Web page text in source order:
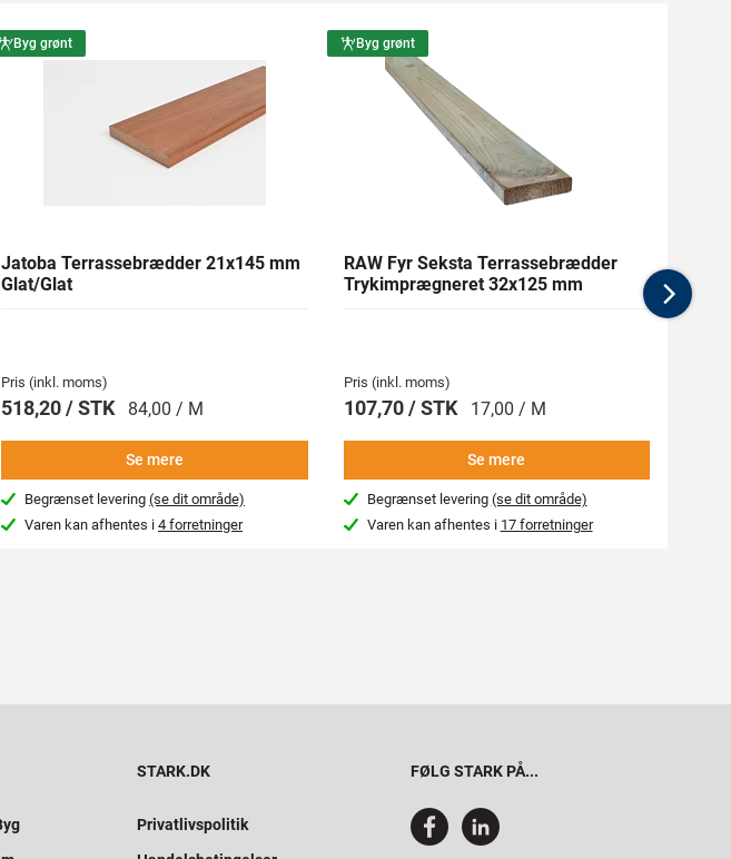
Byg grønt
Jatoba Terrassebrædder 21x145 mm
Glat/Glat
Pris (inkl. moms)
518,20 / STK 84,00 / M
Se mere
Begrænset levering(se dit område)
Varen kan afhentes i4 forretninger
Byg grønt
RAW Fyr Seksta Terrassebrædder
Trykimprægneret 32x125 mm
Pris (inkl. moms)
107,70 / STK 17,00 / M
Se mere
Begrænset levering (se dit område)
Varen kan afhentes i 17 forretninger
mm
STARK.DK
Privatlivspolitik
FØLG STARK PÅ...